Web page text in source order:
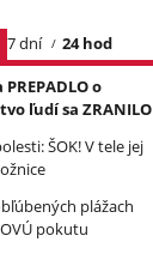
7 dní
24 hod
o
ľudí sa ZRANILO
ŠOK! V tele jej
plážach
pokutu